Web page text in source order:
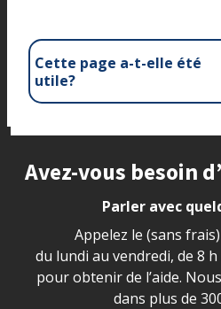
Cette page a-t-elle été
utile?
Site footer
Avez-vous besoin
Parler avec
Appelez le (sans frais)
du lundi au vendredi, de 8 h
pour obtenir de l’aide.
dans plus de